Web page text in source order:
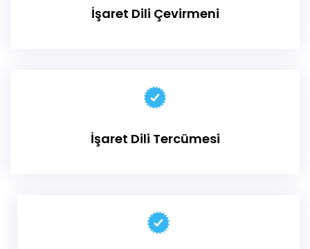
İşaret Dili Çevirmeni
İşaret Dili Tercümesi